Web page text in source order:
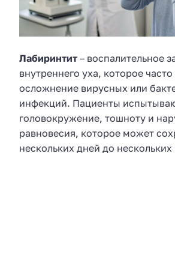
Лабиринтит – воспалительное
внутреннего уха, которое
осложнение вирусных или
инфекций. Пациенты
головокружение, тошноту и
равновесия, которое может
нескольких дней до нескольких